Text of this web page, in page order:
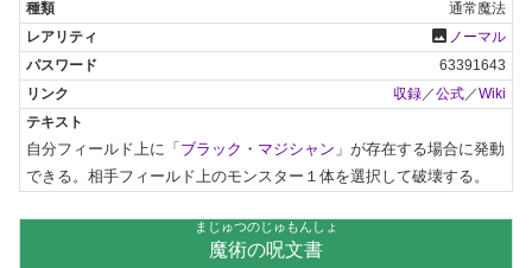
通常魔法
photo ノーマル
63391643
収録 ／公式 ／Wiki
自分フィールド上に「 ブラック・マジシャン 」が存在する場合に発動
できる。相手フィールド上のモンスター１体を選択して破壊する。
まじゅつのじゅもんしょ
魔術の呪文書